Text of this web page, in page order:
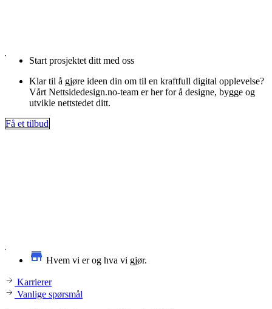
Start prosjektet ditt med oss
Klar til å gjøre ideen din om til en kraftfull digital opplevelse?
Vårt Nettsidedesign.no-team er her for å designe, bygge og
utvikle nettstedet ditt.
Få et tilbud
Hvem vi er og hva vi gjør.
Karrierer
Vanlige spørsmål